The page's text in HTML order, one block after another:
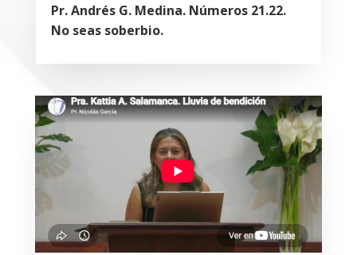
Pr. Andrés G. Medina. Números 21.22.
No seas soberbio.